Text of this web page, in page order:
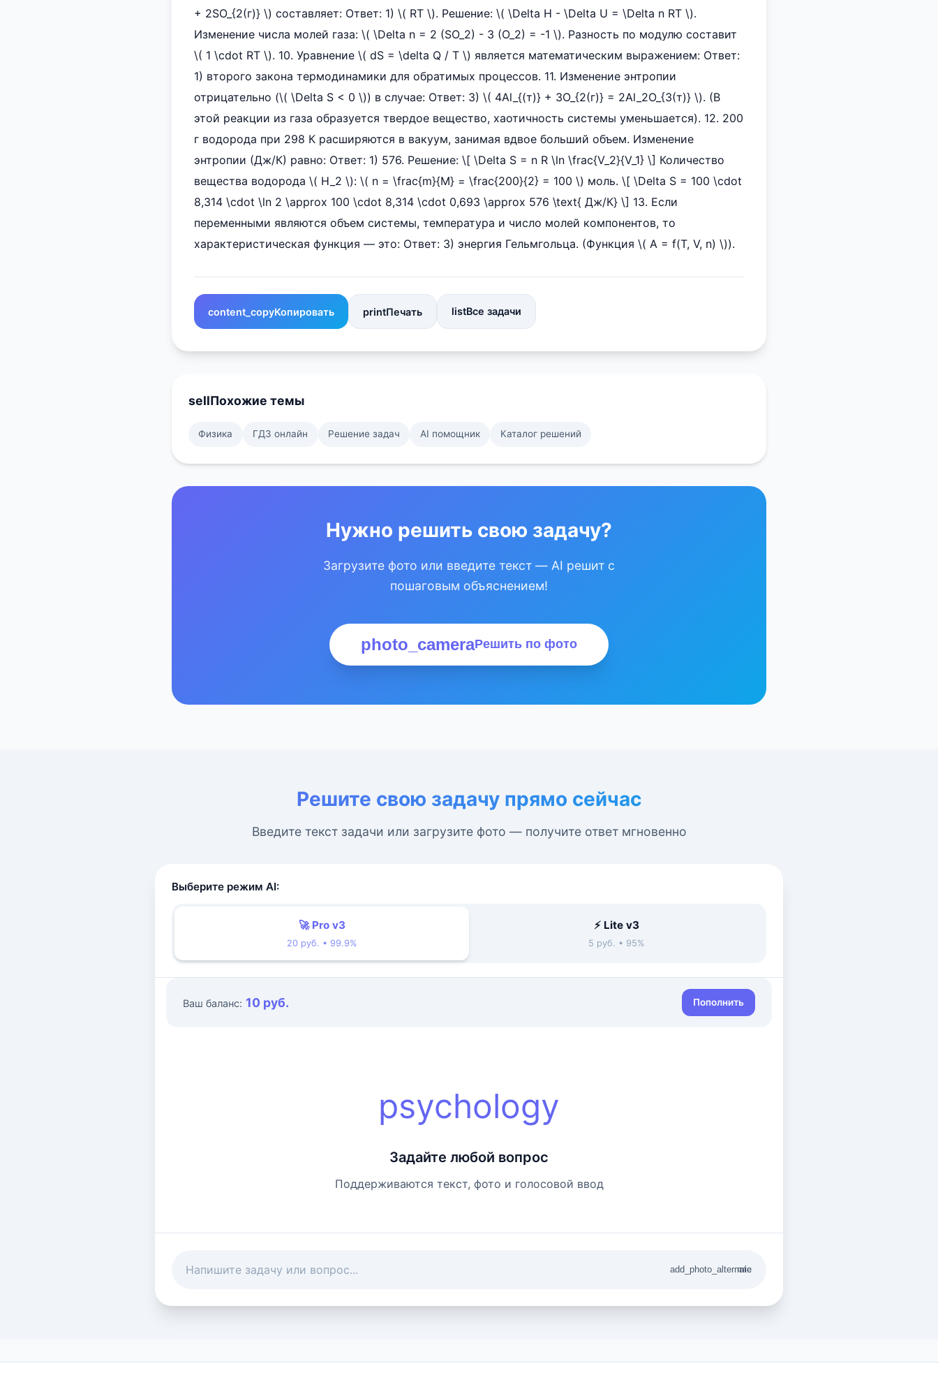
+ 2SO_{2(г)} \) составляет: Ответ: 1) \( RT \). Решение: \( \Delta H - \Delta U = \Delta n RT \).
Изменение числа молей газа: \( \Delta n = 2 (SO_2) - 3 (O_2) = -1 \). Разность по модулю составит
\( 1 \cdot RT \). 10. Уравнение \( dS = \delta Q / T \) является математическим выражением: Ответ:
1) второго закона термодинамики для обратимых процессов. 11. Изменение энтропии
отрицательно (\( \Delta S < 0 \)) в случае: Ответ: 3) \( 4Al_{(т)} + 3O_{2(г)} = 2Al_2O_{3(т)} \). (В
этой реакции из газа образуется твердое вещество, хаотичность системы уменьшается). 12. 200
г водорода при 298 К расширяются в вакуум, занимая вдвое больший объем. Изменение
энтропии (Дж/К) равно: Ответ: 1) 576. Решение: \[ \Delta S = n R \ln \frac{V_2}{V_1} \] Количество
вещества водорода \( H_2 \): \( n = \frac{m}{M} = \frac{200}{2} = 100 \) моль. \[ \Delta S = 100 \cdot
8,314 \cdot \ln 2 \approx 100 \cdot 8,314 \cdot 0,693 \approx 576 \text{ Дж/К} \] 13. Если
переменными являются объем системы, температура и число молей компонентов, то
характеристическая функция — это: Ответ: 3) энергия Гельмгольца. (Функция \( A = f(T, V, n) \)).
content_copyКопировать printПечать listВсе задачи
sellПохожие темы
Физика ГДЗ онлайн Решение задач AI помощник Каталог решений
Нужно решить свою задачу?
Загрузите фото или введите текст — AI решит с
пошаговым объяснением!
photo_cameraРешить по фото
Решите свою задачу прямо сейчас
Введите текст задачи или загрузите фото — получите ответ мгновенно
Выберите режим AI:
🚀 Pro v3
20 руб. • 99.9%
⚡ Lite v3
5 руб. • 95%
Ваш баланс: 10 руб. Пополнить
psychology
Задайте любой вопрос
Поддерживаются текст, фото и голосовой ввод
add_photo_alternate
mic